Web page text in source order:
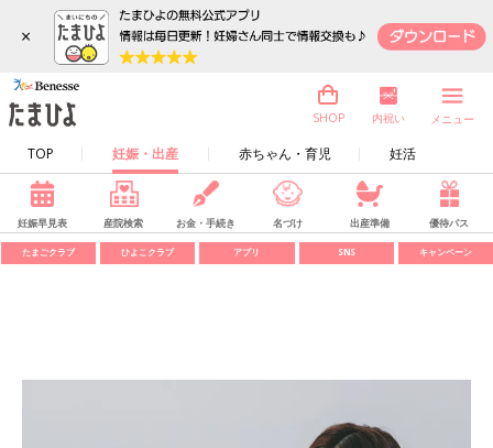
×
TOP 妊娠・出産 赤ちゃん・育児 妊活
SHOP 内祝い メニュー
妊娠早見表 産院検索 お金・手続き 名づけ 出産準備 優待パス
たまごクラブ ひよこクラブ アプリ SNS キャンペーン